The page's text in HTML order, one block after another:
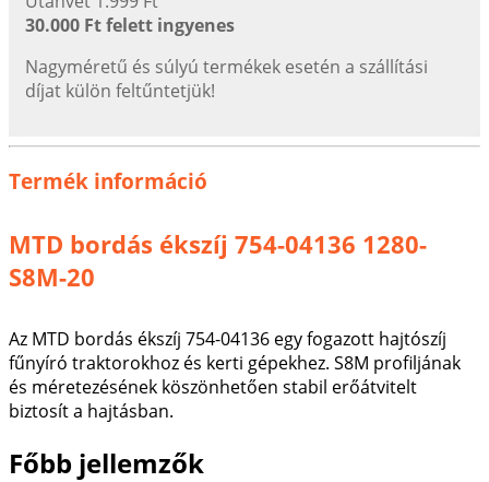
30.000 Ft felett ingyenes
Nagyméretű és súlyú termékek esetén a szállítási
díjat külön feltűntetjük!
Termék információ
MTD bordás ékszíj 754-04136 1280-
S8M-20
Az MTD bordás ékszíj 754-04136 egy fogazott hajtószíj
fűnyíró traktorokhoz és kerti gépekhez. S8M profiljának
és méretezésének köszönhetően stabil erőátvitelt
biztosít a hajtásban.
Főbb jellemzők